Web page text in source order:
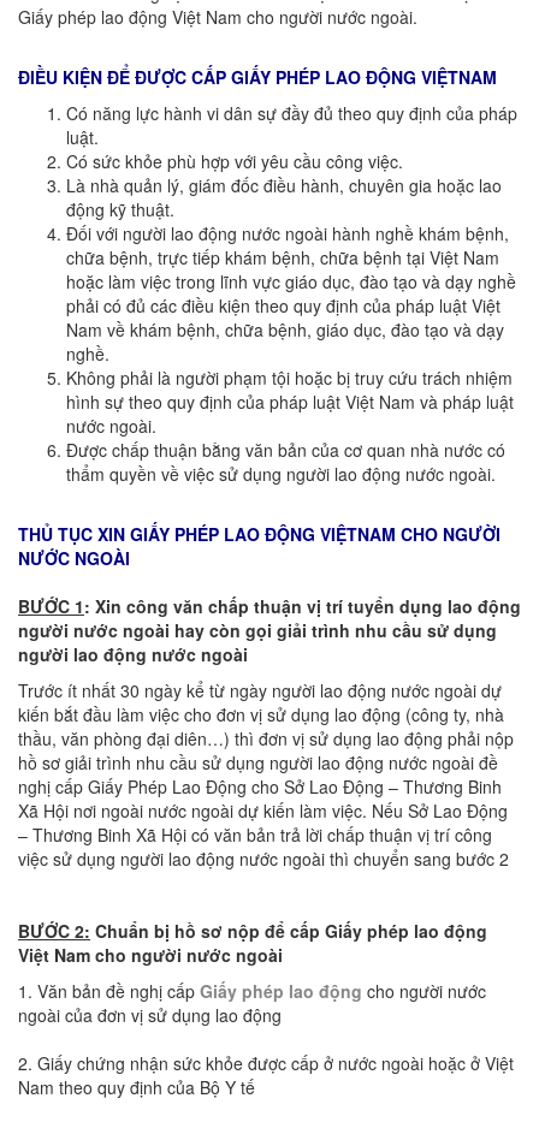
Giấy phép lao động Việt Nam cho người nước ngoài.
ĐIỀU KIỆN ĐỂ ĐƯỢC CẤP GIẤY PHÉP LAO ĐỘNG VIỆTNAM
Có năng lực hành vi dân sự đầy đủ theo quy định của pháp
luật.
Có sức khỏe phù hợp với yêu cầu công việc.
Là nhà quản lý, giám đốc điều hành, chuyên gia hoặc lao
động kỹ thuật.
Đối với người lao động nước ngoài hành nghề khám bệnh,
chữa bệnh, trực tiếp khám bệnh, chữa bệnh tại Việt Nam
hoặc làm việc trong lĩnh vực giáo dục, đào tạo và dạy nghề
phải có đủ các điều kiện theo quy định của pháp luật Việt
Nam về khám bệnh, chữa bệnh, giáo dục, đào tạo và dạy
nghề.
Không phải là người phạm tội hoặc bị truy cứu trách nhiệm
hình sự theo quy định của pháp luật Việt Nam và pháp luật
nước ngoài.
Được chấp thuận bằng văn bản của cơ quan nhà nước có
thẩm quyền về việc sử dụng người lao động nước ngoài.
THỦ TỤC XIN GIẤY PHÉP LAO ĐỘNG VIỆTNAM CHO NGƯỜI
NƯỚC NGOÀI
BƯỚC 1: Xin công văn chấp thuận vị trí tuyển dụng lao động
người nước ngoài hay còn gọi giải trình nhu cầu sử dụng
người lao động nước ngoài
Trước ít nhất 30 ngày kể từ ngày người lao động nước ngoài dự
kiến bắt đầu làm việc cho đơn vị sử dụng lao động (công ty, nhà
thầu, văn phòng đại diên…) thì đơn vị sử dụng lao động phải nộp
hồ sơ giải trình nhu cầu sử dụng người lao động nước ngoài đề
nghị cấp Giấy Phép Lao Động cho Sở Lao Động – Thương Binh
Xã Hội nơi ngoài nước ngoài dự kiến làm việc. Nếu Sở Lao Động
– Thương Binh Xã Hội có văn bản trả lời chấp thuận vị trí công
việc sử dụng người lao động nước ngoài thì chuyển sang bước 2
BƯỚC 2: Chuẩn bị hồ sơ nộp để cấp Giấy phép lao động
Việt Nam cho người nước ngoài
1. Văn bản đề nghị cấp Giấy phép lao động cho người nước
ngoài của đơn vị sử dụng lao động
2. Giấy chứng nhận sức khỏe được cấp ở nước ngoài hoặc ở Việt
Nam theo quy định của Bộ Y tế